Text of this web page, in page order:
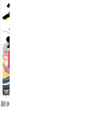
マンガ｜巻
新約「巨人の星」 花形